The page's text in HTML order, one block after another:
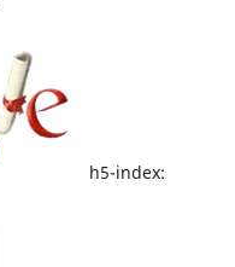
h5-index: